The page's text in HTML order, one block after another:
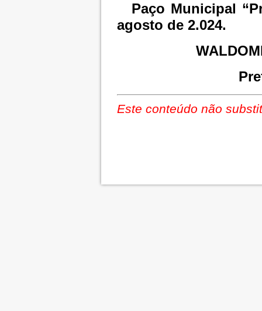
Paço Municipal
agosto de 2.024.
Este conteúdo não